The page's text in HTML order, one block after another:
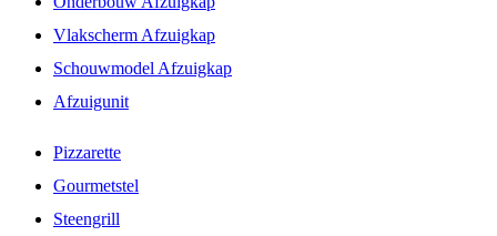
Vlakscherm Afzuigkap
Schouwmodel Afzuigkap
Afzuigunit
Pizzarette
Gourmetstel
Steengrill